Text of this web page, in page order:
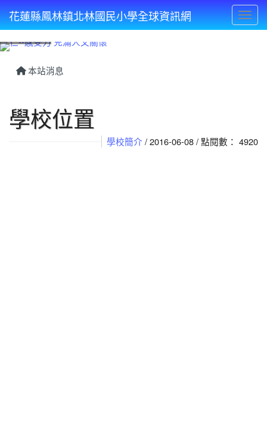
花蓮縣鳳林鎮北林國民小學全球資訊網
本站消息
學校位置
學校簡介 / 2016-06-08 / 點閱數： 4920